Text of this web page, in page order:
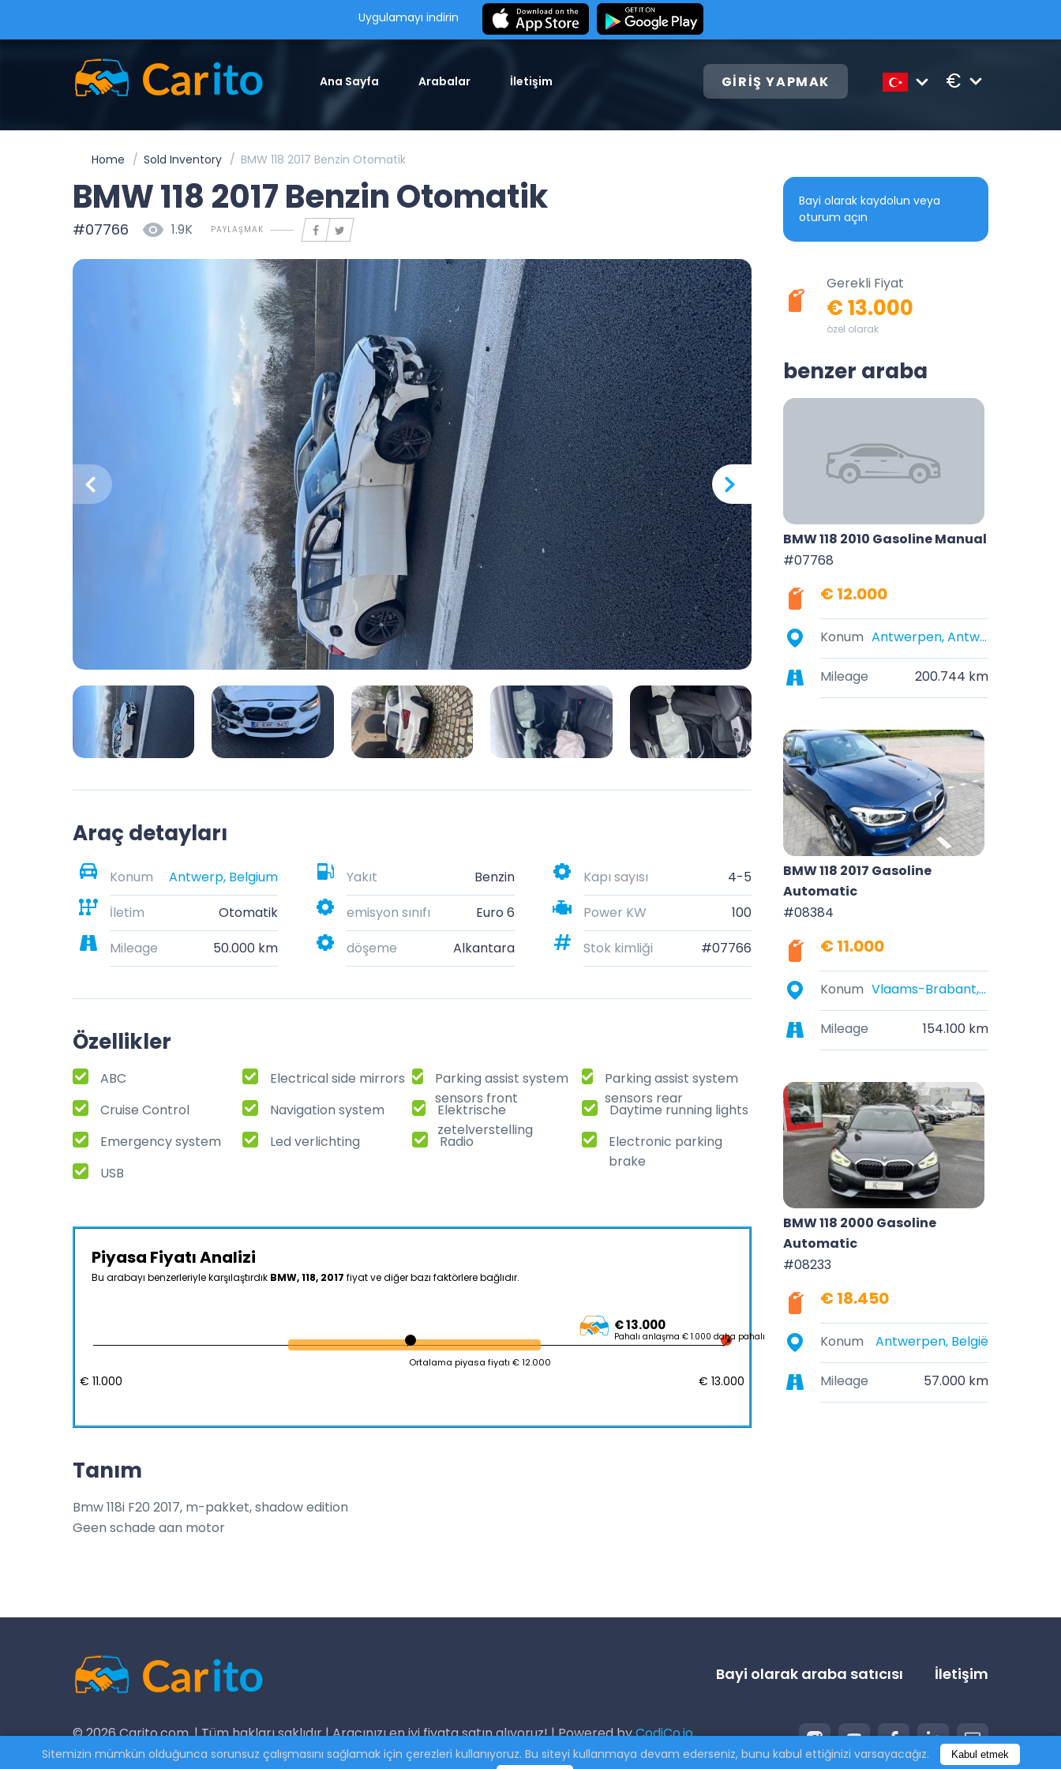
Uygulamayı indirin
Ana Sayfa Arabalar İletişim GIRIŞ YAPMAK €
Home Sold Inventory BMW 118 2017 Benzin Otomatik
BMW 118 2017 Benzin Otomatik
#07766 1.9K PAYLAŞMAK
Araç detayları
Konum Antwerp, Belgium Yakıt Benzin Kapı sayısı
4-5
İletim
Otomatik emisyon sınıfı Euro 6 Power KW
100
Mileage
50.000 km döşeme Alkantara Stok kimliği #07766
Özellikler
ABC Electrical side mirrors
Parking assist system
sensors front
Parking assist system
sensors rear
Cruise Control Navigation system
Elektrische
zetelverstelling
Daytime running lights
Emergency system
Led verlichting Radio
Electronic parking
brake
USB
Piyasa Fiyatı Analizi
Bu arabayı benzerleriyle karşılaştırdık BMW, 118, 2017 fiyat ve diğer bazı faktörlere bağlıdır.
€ 13.000
Pahalı anlaşma € 1.000 daha pahalı
Ortalama piyasa fiyatı € 12.000
€ 11.000 € 13.000
Tanım
Bmw 118i F20 2017, m-pakket, shadow edition
Geen schade aan motor
Bayi olarak kaydolun veya
oturum açın
Gerekli Fiyat
€ 13.000
özel olarak
benzer araba
BMW 118 2010 Gasoline Manual
#07768
€ 12.000
Konum Antwerpen, Antwerpen, België
Mileage 200.744 km
BMW 118 2017 Gasoline
Automatic
#08384
€ 11.000
Konum Vlaams-Brabant, België
Mileage 154.100 km
BMW 118 2000 Gasoline
Automatic
#08233
€ 18.450
Konum Antwerpen, België
Mileage 57.000 km
Bayi olarak araba satıcısı İletişim
© 2026 Carito.com. | Tüm hakları saklıdır | Aracınızı en iyi fiyata satın alıyoruz! | Powered byCodiCo.io
Sitemizin mümkün olduğunca sorunsuz çalışmasını sağlamak için çerezleri kullanıyoruz. Bu siteyi kullanmaya devam ederseniz, bunu kabul ettiğinizi varsayacağız. Kabul etmek